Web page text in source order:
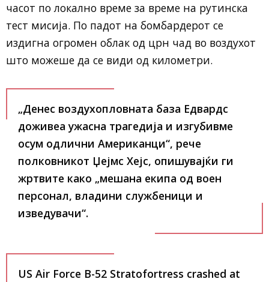
часот по локално време за време на рутинска
тест мисија. По падот на бомбардерот се
издигна огромен облак од црн чад во воздухот
што можеше да се види од километри.
„Денес воздухопловната база Едвардс
доживеа ужасна трагедија и изгубивме
осум одлични Американци“, рече
полковникот Џејмс Хејс, опишувајќи ги
жртвите како „мешана екипа од воен
персонал, владини службеници и
изведувачи“.
US Air Force B-52 Stratofortress crashed at